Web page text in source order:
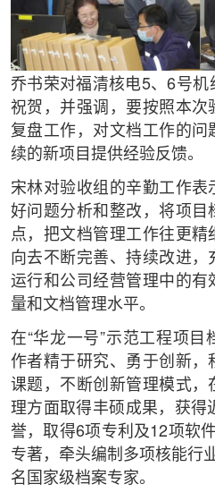
乔书荣对福清核电5、6号
祝贺，并强调，要按照本次
复盘工作，对文档工作的问
续的新项目提供经验反馈。
宋林对验收组的辛勤工作表
好问题分析和整改，将项目
点，把文档管理工作往更
向去不断完善、持续改进
运行和公司经营管理中的有
量和文档管理水平。
在“华龙一号”示范工程项
作者精于研究、勇于创新，
课题，不断创新管理模式，
理方面取得丰硕成果，获得
誉，取得6项专利及12项软
专著，牵头编制多项核能行
名国家级档案专家。